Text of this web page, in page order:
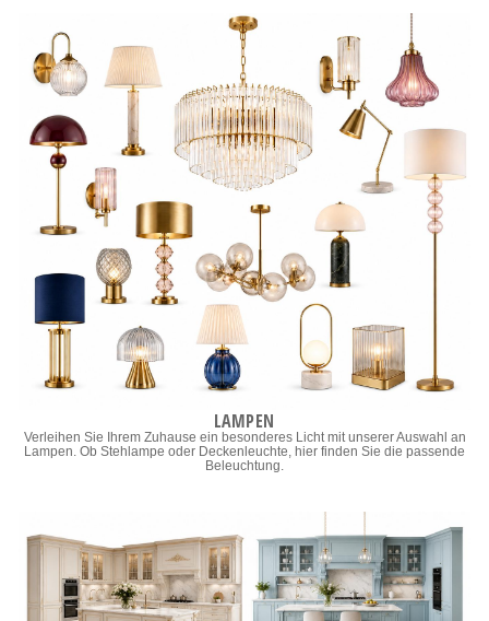
LAMPEN
Verleihen Sie Ihrem Zuhause ein besonderes Licht mit unserer Auswahl an
Lampen. Ob Stehlampe oder Deckenleuchte, hier finden Sie die passende
Beleuchtung.